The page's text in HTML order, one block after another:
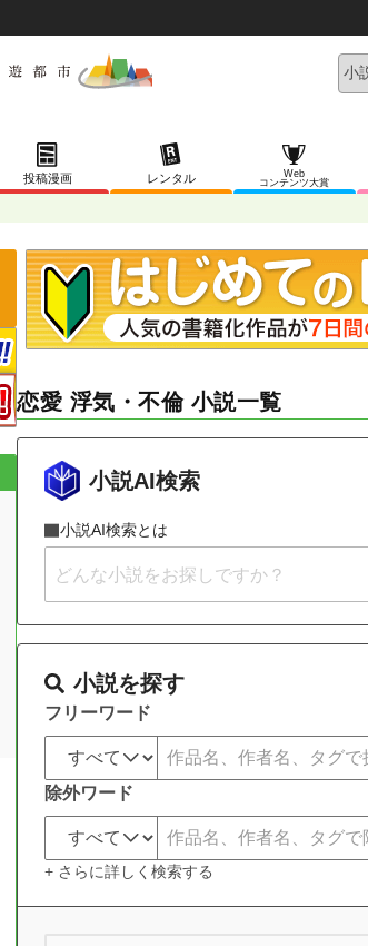
投稿漫画 レンタル
Web
コンテンツ大賞
恋愛 浮気・不倫 小説一覧
小説AI検索
小説AI検索とは
小説を探す
フリーワード
除外ワード
+ さらに詳しく検索する